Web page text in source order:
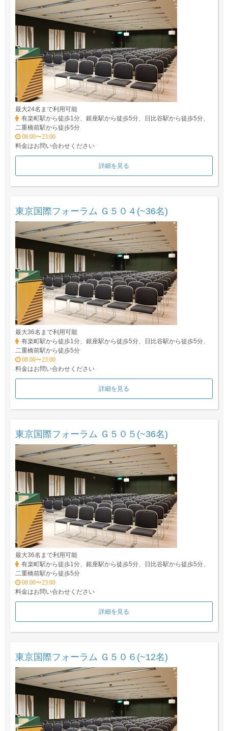
最大24名まで利用可能
有楽町駅から徒歩1分、銀座駅から徒歩5分、日比谷駅から徒歩5分、
二重橋前駅から徒歩5分
08:00〜23:00
料金はお問い合わせください
詳細を見る
東京国際フォーラム Ｇ５０４(~36名)
最大36名まで利用可能
有楽町駅から徒歩1分、銀座駅から徒歩5分、日比谷駅から徒歩5分、
二重橋前駅から徒歩5分
08:00〜23:00
料金はお問い合わせください
詳細を見る
東京国際フォーラム Ｇ５０５(~36名)
最大36名まで利用可能
有楽町駅から徒歩1分、銀座駅から徒歩5分、日比谷駅から徒歩5分、
二重橋前駅から徒歩5分
08:00〜23:00
料金はお問い合わせください
詳細を見る
東京国際フォーラム Ｇ５０６(~12名)